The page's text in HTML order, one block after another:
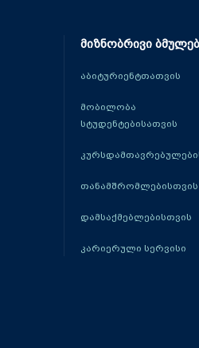
მიზნობრივი
აბიტურიენტთათვის
მობილობა
სტუდენტებისათვის
თანამშრომლებისთვის
დამსაქმებლებისთვის
კარიერული სერვისი